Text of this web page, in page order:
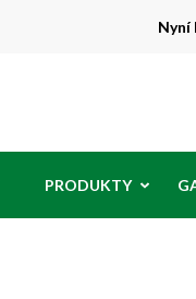
Nyní
PRODUKTY